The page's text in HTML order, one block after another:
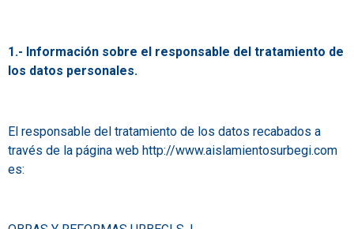
1.- Información sobre el responsable del tratamiento de
los datos personales.
El responsable del tratamiento de los datos recabados a
través de la página web http://www.aislamientosurbegi.com
es: